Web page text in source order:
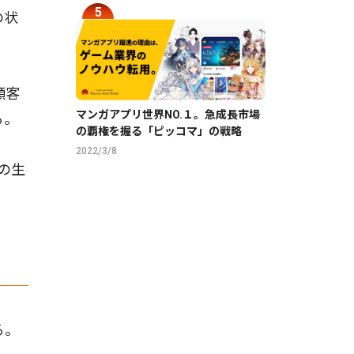
状
客
生
マンガアプリ世界NO.１。急成長市場
の覇権を握る「ピッコマ」の戦略
2022/3/8